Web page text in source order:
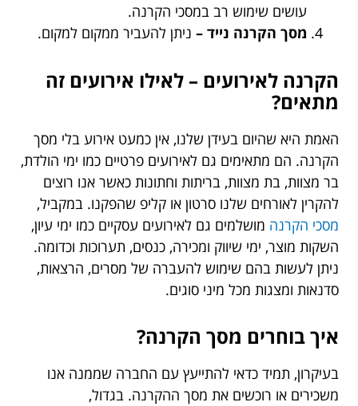
עושים שימוש רב במסכי הקרנה.
מסך הקרנה נייד – ניתן להעביר ממקום למקום.
הקרנה לאירועים – לאילו אירועים זה
מתאים?
האמת היא שהיום בעידן שלנו, אין כמעט אירוע בלי מסך
הקרנה. הם מתאימים גם לאירועים פרטיים כמו ימי הולדת,
בר מצוות, בת מצוות, בריתות וחתונות כאשר אנו רוצים
להקרין לאורחים שלנו סרטון או קליפ שהפקנו. במקביל,
מסכי הקרנה מושלמים גם לאירועים עסקיים כמו ימי עיון,
השקות מוצר, ימי שיווק ומכירה, כנסים, תערוכות וכדומה.
ניתן לעשות בהם שימוש להעברה של מסרים, הרצאות,
סדנאות ומצגות מכל מיני סוגים.
איך בוחרים מסך הקרנה?
בעיקרון, תמיד כדאי להתייעץ עם החברה שממנה אנו
משכירים או רוכשים את מסך ההקרנה. בגדול,